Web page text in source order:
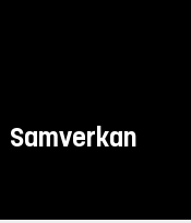
Samverkan